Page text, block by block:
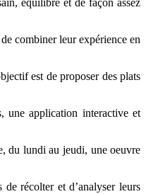
équilibré et de façon assez
combiner leur expérience en
est de proposer des plats
une application interactive et
du lundi au jeudi, une oeuvre
récolter et d’analyser leurs